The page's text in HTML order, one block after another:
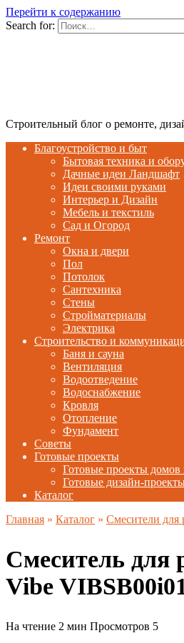
Перейти к содержанию
Search for:
Строительный блог о ремонте,
Благоустройство и быт
Бытовая техника и
Дачные идеи Ландшафт
Идеи своими руками
Интерьер и Дизайн
Мебель и текстиль
Сад и Огород
Ремонт
Окна и двери
Пол
Потолок
Сантехника
Стены
Стройматериалы
Электрика
Строительство и
Баня и сауна
Вентиляция
Водоотведение
Водоснабжение
Кровля
Отопление
Фундамент
Советы
Готовые проекты
Готовые проекты домов
Готовые дизайн-
Каталог
Главная » Каталог » Смесители для
Смеситель для
Vibe
На чтение 2 мин Просмотров 5